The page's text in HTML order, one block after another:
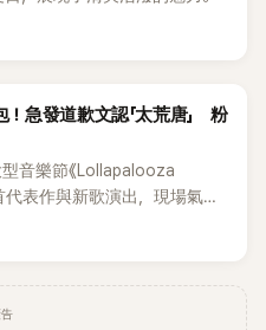
急發道歉文認「太荒唐」 粉
音樂節《Lollapalooza
表作與新歌演出，現場氣氛
後主動坦承，自己因為太緊